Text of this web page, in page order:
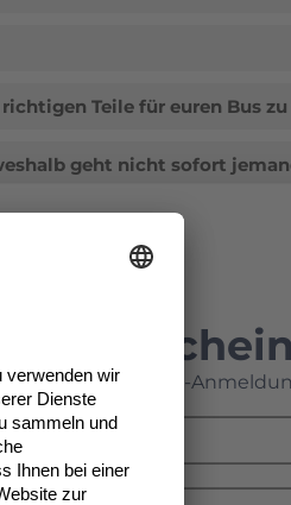
Teile für euren Bus zu
geht nicht sofort
gewähren?
5€ Gutschein
deine Newsletter-